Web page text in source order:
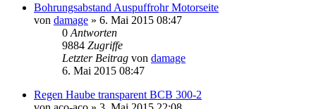
Bohrungsabstand Auspuffrohr Motorseite
von damage » 6. Mai 2015 08:47
0 Antworten
9884 Zugriffe
Letzter Beitrag von damage
6. Mai 2015 08:47
Regen Haube transparent BCB 300-2